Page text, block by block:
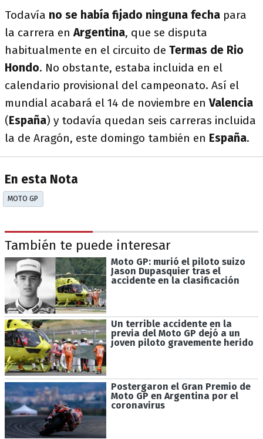
Todavía no se había fijado ninguna fecha para
la carrera enArgentina, que se disputa
habitualmente en el circuito de Termas de Rio
Hondo. No obstante, estaba incluida en el
calendario provisional del campeonato. Así el
mundial acabará el 14 de noviembre enValencia
(España) y todavía quedan seis carreras incluida
la de Aragón, este domingo también en España.
En esta Nota
MOTO GP
También te puede interesar
Moto GP: murió el piloto suizo
Jason Dupasquier tras el
accidente en la clasificación
Un terrible accidente en la
previa del Moto GP dejó a un
joven piloto gravemente herido
Postergaron el Gran Premio de
Moto GP en Argentina por el
coronavirus